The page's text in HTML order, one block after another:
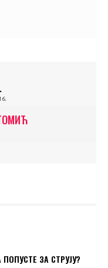
ЗА СТРУЈУ?